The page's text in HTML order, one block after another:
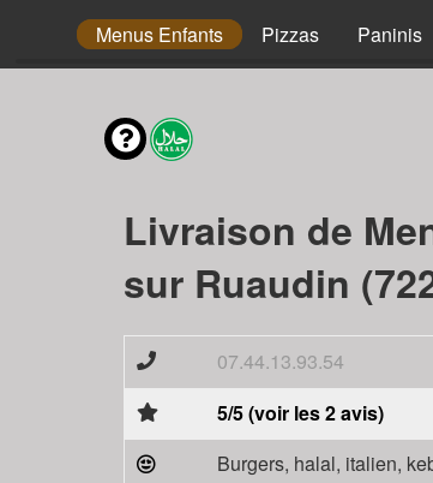
Menus Enfants Pizzas Paninis
Livraison de
sur Ruaudin
07.44.13.93.54
5/5 (voir les 2 avis)
Burgers, halal, italien,